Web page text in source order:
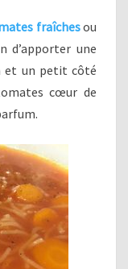
fraîchesou
d’apporter une
et un petit côté
cœur de